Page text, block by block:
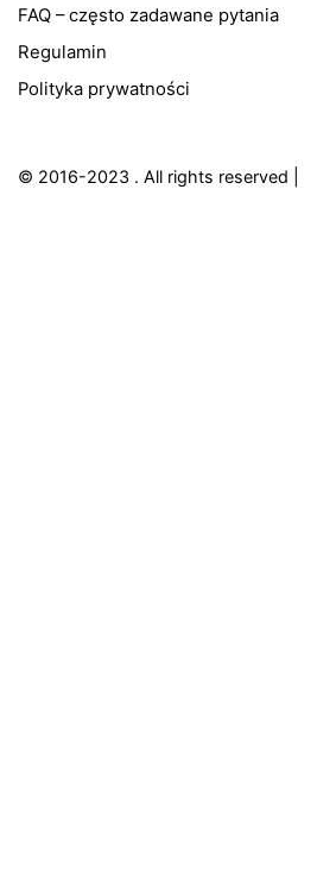
FAQ – często zadawane pytania
Regulamin
Polityka prywatności
© 2016-2023 . All rights reserved |